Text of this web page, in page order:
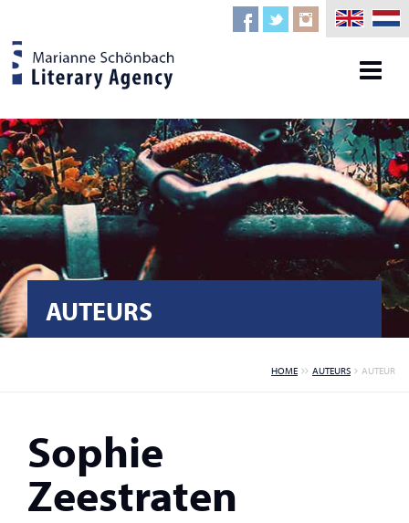
AUTEURS
HOME AUTEURS AUTEUR
Sophie
Zeestraten